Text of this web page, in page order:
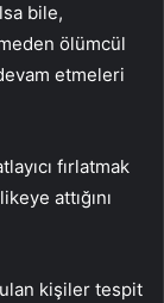
bile,
ölümcül
etmeleri
fırlatmak
attığını
kişiler tespit